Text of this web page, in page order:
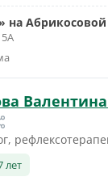
на Абрикосовой
лет